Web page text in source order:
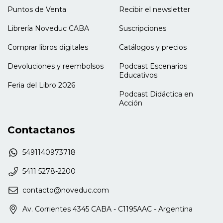
La tela donde se dibuja tu vida
vocacional
Tu familia y sus ocupaciones
Capítulo 8. Tu itinerario vocacional
Los signos en el camino
Capítulo 9. Tus habilidades
Habilidades motivadoras
Confirmando tus inteligencias más desarrolladas
Capítulo 10. Tu potencial creativo
Puntos de Venta
Librería Noveduc CABA
Comprar libros digitales
Devoluciones y reembolsos
Feria del Libro 2026
Recibir el newsletter
Suscripciones
Catálogos y precios
Podcast Escenarios
Educativos
Podcast Didáctica en
Acción
Contactanos
5491140973718
5411 5278-2200
contacto@noveduc.com
Av. Corrientes 4345 CABA - C1195AAC - Argentina